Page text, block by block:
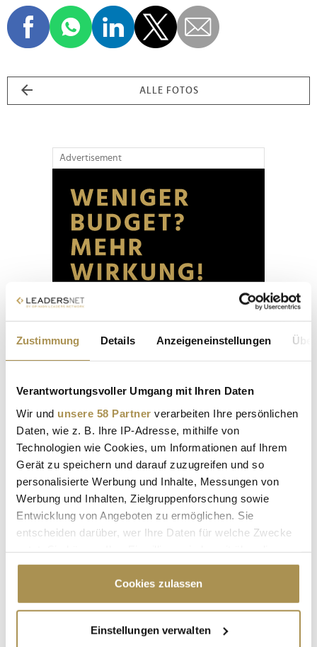
Zustimmung Details Anzeigeneinstellungen
Verantwortungsvoller Umgang mit Ihren Daten
Wir und unsere 58 Partner verarbeiten Ihre persönlichen
Daten, wie z. B. Ihre IP-Adresse, mithilfe von
Technologien wie Cookies, um Informationen auf Ihrem
Gerät zu speichern und darauf zuzugreifen und so
personalisierte Werbung und Inhalte, Messungen von
Werbung und Inhalten, Zielgruppenforschung sowie
Entwicklung von Angeboten zu ermöglichen. Sie
entscheiden darüber, wer Ihre Daten für welche Zwecke
Cookie-Erklärung oder durch Klicken auf das Privacy
Trigger Symbol ändern oder widerrufen
Informationen über Ihre geografische Lage
Cookies zulassen
Einstellungen verwalten
ALLE FOTOS
Advertisement